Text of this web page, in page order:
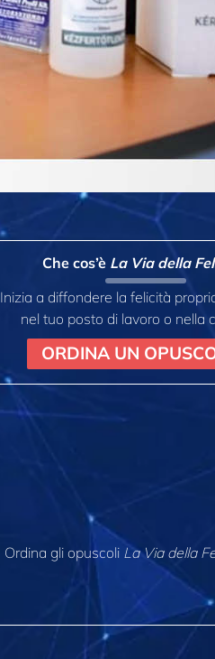
Che cos’è La Via della
Inizia a diffondere la felicità
nel tuo posto di lavoro o nella
ORDINA UN
Ordina gli opuscoli La Via della